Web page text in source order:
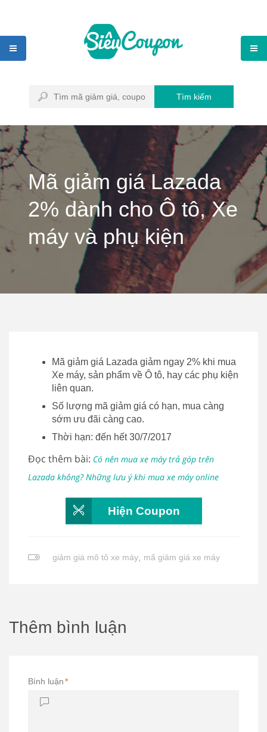
Tìm kiếm
Mã giảm giá Lazada
2% dành cho Ô tô, Xe
máy và phụ kiện
Mã giảm giá Lazada giảm ngay 2% khi mua
Xe máy, sản phẩm về Ô tô, hay các phụ kiện
liên quan.
Số lượng mã giảm giá có hạn, mua càng
sớm ưu đãi càng cao.
Thời hạn: đến hết 30/7/2017
Đọc thêm bài: Có nên mua xe máy trả góp trên
Lazada không? Những lưu ý khi mua xe máy online
Hiện Coupon
giảm giá mô tô xe máy, mã giảm giá xe máy
Thêm bình luận
Bình luận*